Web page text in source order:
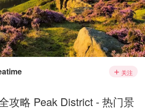
关注
攻略 Peak District - 热门景